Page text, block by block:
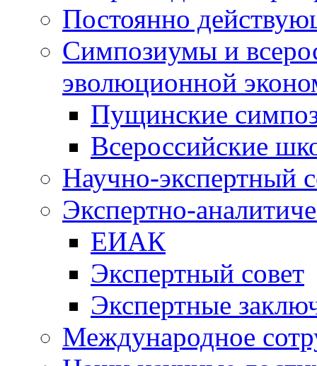
Постоянно
Симпозиумы и
эволюционной
Пущинские
Всероссийские
Научно-экспертный
Экспертно-
ЕИАК
Экспертный совет
Экспертные
Международное